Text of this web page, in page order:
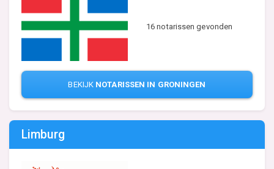
16 notarissen gevonden
BEKIJK NOTARISSEN IN GRONINGEN
Limburg